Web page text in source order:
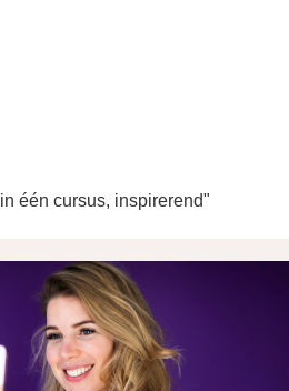
één cursus, inspirerend"